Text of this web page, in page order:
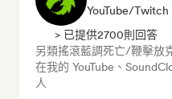
YouTube/Twitch
> 已提供2700則回答
另類搖滾藍調死亡/鞭擊放
在我的 YouTube、
人